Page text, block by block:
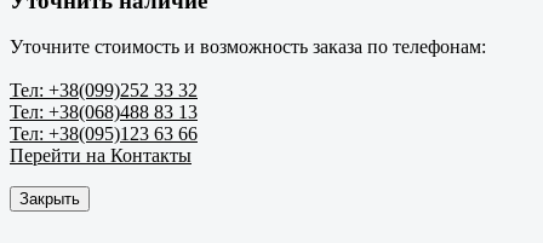
Уточните стоимость и возможность заказа по телефонам:
Тел: +38(099)252 33 32
Тел: +38(068)488 83 13
Тел: +38(095)123 63 66
Перейти на Контакты
Закрыть